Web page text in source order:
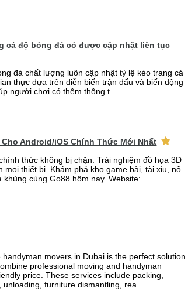
cá độ bóng đá có được cập nhật liên tục
đá chất lượng luôn cập nhật tỷ lệ kèo trang cá
thực dựa trên diễn biến trận đấu và biến động
người chơi có thêm thông t...
Android/iOS Chính Thức Mới Nhất
thức không bị chặn. Trải nghiệm đồ họa 3D
mọi thiết bị. Khám phá kho game bài, tài xỉu, nổ
khủng cùng Go88 hôm nay. Website:
movers in Dubai is the perfect solution
professional moving and handyman
price. These services include packing,
furniture dismantling, rea...